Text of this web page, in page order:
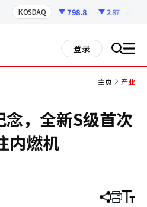
KOSDAQ 798.8 2.87
登录 搜 all
主页 产业
，全新S级首次
内燃机
分 打 调